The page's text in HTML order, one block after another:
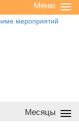
/
Меню
Месяцы